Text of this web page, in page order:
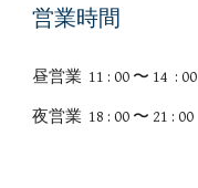
営業時間
昼営業 11 : 00 〜 14 : 00
夜営業 18 : 00 〜 21 : 00